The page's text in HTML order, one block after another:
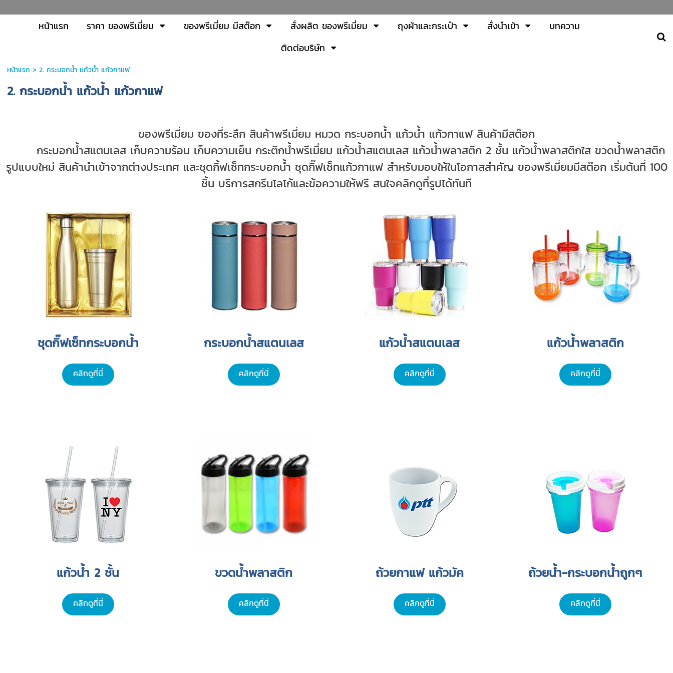
หน้าแรก ราคา ของพรีเมี่ยม ของพรีเมี่ยม มีสต๊อก สั่งผลิต ของพรีเมี่ยม ถุงผ้าและกระเป๋า สั่งนำเข้า
บทความ
ติดต่อบริษัท
หน้าแรก > 2. กระบอกน้ำ แก้วน้ำ แก้วกาแฟ
2. กระบอกน้ำ แก้วน้ำ แก้วกาแฟ
ของพรีเมี่ยม ของที่ระลึก สินค้าพรีเมี่ยม หมวด กระบอกน้ำ แก้วน้ำ แก้วกาแฟ สินค้ามีสต๊อก
กระบอกน้ำสแตนเลส เก็บความร้อน เก็บความเย็น กระติกน้ำพรีเมี่ยม แก้วน้ำสแตนเลส แก้วน้ำพลาสติก 2 ชั้น แก้วน้ำพลาสติกใส ขวดน้ำพลาสติก
รูปแบบใหม่ สินค้านำเข้าจากต่างประเทศ และชุดกิ้ฟเซ็ทกระบอกน้ำ ชุดกิ๊ฟเซ็ทแก้วกาแฟ สำหรับมอบให้ในโอกาสสำคัญ ของพรีเมี่ยมมีสต๊อก เริ่มต้นที่ 100
ชิ้น บริการสกรีนโลโก้และข้อความให้ฟรี สนใจคลิกดูที่รูปได้ทันที
ชุดกิ๊ฟเซ็ทกระบอกน้ำ
คลิกดูที่นี่
กระบอกน้ำสแตนเลส
คลิกดูที่นี่
แก้วน้ำสแตนเลส
คลิกดูที่นี่
แก้วน้ำพลาสติก
คลิกดูที่นี่
แก้วน้ำ 2 ชั้น
คลิกดูที่นี่
ขวดน้ำพลาสติก
คลิกดูที่นี่
ถ้วยกาแฟ แก้วมัค
คลิกดูที่นี่
ถ้วยน้ำ-กระบอกน้ำถูกๆ
คลิกดูที่นี่